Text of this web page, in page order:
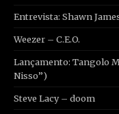
Entrevista: Shawn
Weezer – C.E.O.
Lançamento: Tangolo
Nisso”)
Steve Lacy – doom